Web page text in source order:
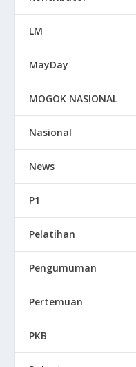
LM
MayDay
MOGOK NASIONAL
Nasional
News
P1
Pelatihan
Pengumuman
Pertemuan
PKB